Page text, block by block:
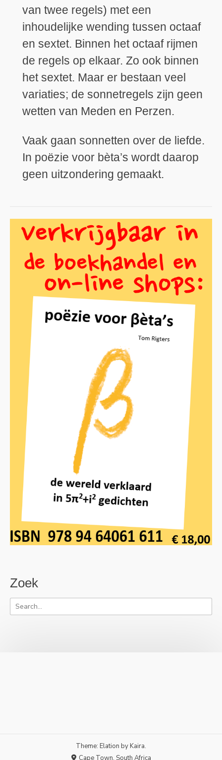
van twee regels) met een
inhoudelijke wending tussen octaaf
en sextet. Binnen het octaaf rijmen
de regels op elkaar. Zo ook binnen
het sextet. Maar er bestaan veel
variaties; de sonnetregels zijn geen
wetten van Meden en Perzen.
Vaak gaan sonnetten over de liefde.
In poëzie voor bèta’s wordt daarop
geen uitzondering gemaakt.
Zoek
Theme: Elation byKaira.
Cape Town, South Africa